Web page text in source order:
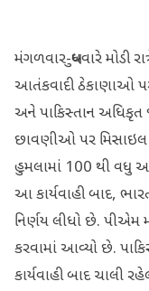
મંગળવાર-બુધવારે મોડી
આતંકવાદી ઠેકાણાઓ પર
અને પાકિસ્તાન
છાવણીઓ પર મિસાઇલ
હુમલામાં 100 થી વધુ
આ કાર્યવાહી બાદ,
નિર્ણય લીધો છે. પીએમ
કરવામાં આવ્યો છે.
કાર્યવાહી બાદ ચાલી